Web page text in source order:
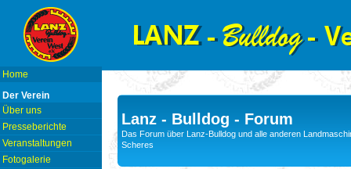
Home
Der Verein
Über uns
Presseberichte
Veranstaltungen
Fotogalerie
Lanz - Bulldog - Forum
Das Forum über Lanz-Bulldog und alle anderen
Scheres